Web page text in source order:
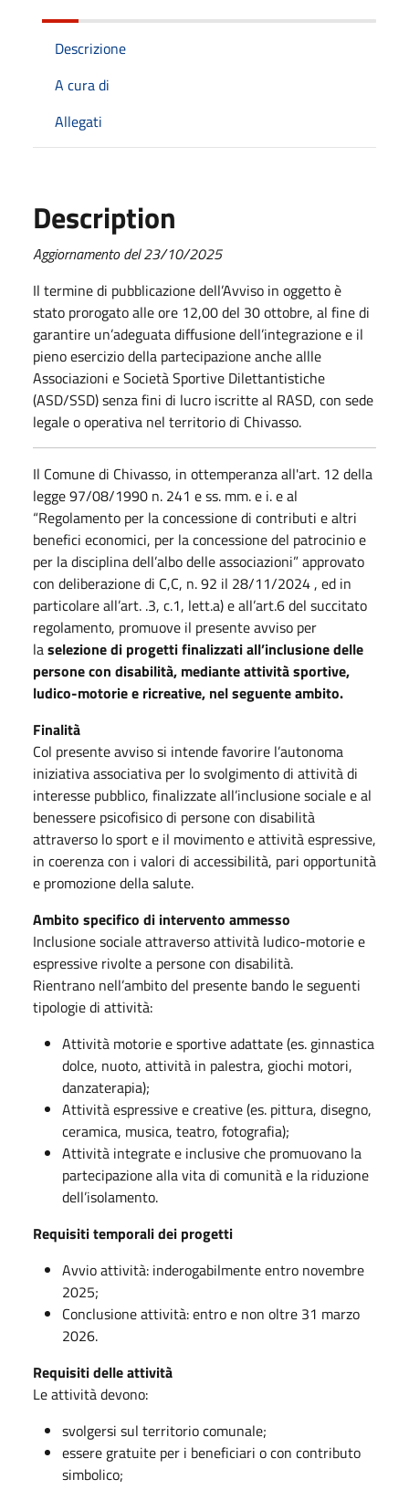
Descrizione
A cura di
Allegati
Description
Aggiornamento del 23/10/2025
Il termine di pubblicazione dell’Avviso in oggetto è
stato prorogato alle ore 12,00 del 30 ottobre, al fine di
garantire un’adeguata diffusione dell’integrazione e il
pieno esercizio della partecipazione anche allle
Associazioni e Società Sportive Dilettantistiche
(ASD/SSD) senza fini di lucro iscritte al RASD, con sede
legale o operativa nel territorio di Chivasso.
Il Comune di Chivasso, in ottemperanza all'art. 12 della
legge 97/08/1990 n. 241 e ss. mm. e i. e al
“Regolamento per la concessione di contributi e altri
benefici economici, per la concessione del patrocinio e
per la disciplina dell’albo delle associazioni” approvato
con deliberazione di C,C, n. 92 il 28/11/2024 , ed in
particolare all’art. .3, c.1, lett.a) e all’art.6 del succitato
regolamento, promuove il presente avviso per
laselezione di progetti finalizzati all’inclusione delle
persone con disabilità, mediante attività sportive,
ludico-motorie e ricreative, nel seguente ambito.
Finalità
Col presente avviso si intende favorire l’autonoma
iniziativa associativa per lo svolgimento di attività di
interesse pubblico, finalizzate all’inclusione sociale e al
benessere psicofisico di persone con disabilità
attraverso lo sport e il movimento e attività espressive,
in coerenza con i valori di accessibilità, pari opportunità
e promozione della salute.
Ambito specifico di intervento ammesso
Inclusione sociale attraverso attività ludico-motorie e
espressive rivolte a persone con disabilità.
Rientrano nell’ambito del presente bando le seguenti
tipologie di attività:
Attività motorie e sportive adattate (es. ginnastica
dolce, nuoto, attività in palestra, giochi motori,
danzaterapia);
Attività espressive e creative (es. pittura, disegno,
ceramica, musica, teatro, fotografia);
Attività integrate e inclusive che promuovano la
partecipazione alla vita di comunità e la riduzione
dell’isolamento.
Requisiti temporali dei progetti
Avvio attività: inderogabilmente entro novembre
2025;
Conclusione attività: entro e non oltre 31 marzo
2026.
Requisiti delle attività
Le attività devono:
svolgersi sul territorio comunale;
essere gratuite per i beneficiari o con contributo
simbolico;